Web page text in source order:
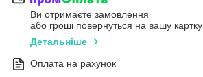
Ви отримаєте замовлення
або гроші повернуться на вашу картку
Детальніше
Оплата на рахунок